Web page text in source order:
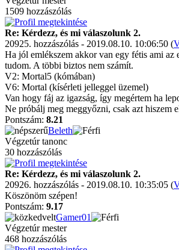
1509 hozzászólás
Re: Kérdezz, és mi válaszolunk 2.
20925. hozzászólás - 2019.08.10. 10:06:50 (
Ha jól emlékszem akkor van egy fétis ami az
tudom. A többi biztos nem számít.
V2: Mortal5 (kómában)
V6: Mortal (kísérleti jelleggel üzemel)
Van hogy fáj az igazság, így megértem ha
Ne próbálj meg meggyőzni, csak azt hiszem
Pontszám: 8.21
Beleth
Végzetúr tanonc
30 hozzászólás
Re: Kérdezz, és mi válaszolunk 2.
20926. hozzászólás - 2019.08.10. 10:35:05 (
Köszönöm szépen!
Pontszám: 9.17
Gamer01
Végzetúr mester
468 hozzászólás